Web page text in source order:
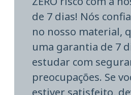
de 7 dias! Nós
no nosso material,
uma garantia de 7
estudar com
preocupações. Se